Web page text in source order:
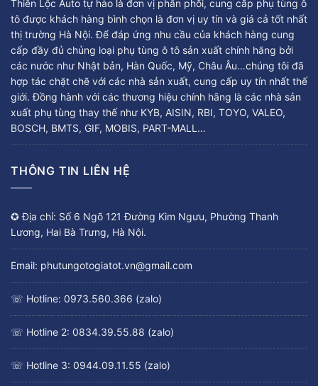
Thiên Lộc Auto tự hào là đơn vị phân phối, cung cấp phụ tùng ô
tô được khách hàng bình chọn là đơn vị uy tín và giá cả tốt nhất
thị trường Hà Nội. Để đáp ứng nhu cầu của khách hàng cung
cấp đầy đủ chủng loại phụ tùng ô tô sản xuất chính hãng bởi
các nước như Nhật bản, Hàn Quốc, Mỹ, Châu Âu…chúng tôi đã
hợp tác chặt chẽ với các nhà sản xuất, cung cấp uy tín nhất thế
giới. Đồng hành với các thương hiệu chính hãng là các nhà sản
xuất phụ tùng thay thế như KYB, AISIN, RBI, TOYO, VALEO,
BOSCH, BMTS, GIF, MOBIS, PART-MALL…
THÔNG TIN LIÊN HỆ
✪ Địa chỉ: Số 6 Ngõ 121 Đường Kim Ngưu, Phường Thanh
Lương, Hai Bà Trưng, Hà Nội.
Email: phutungotogiatot.vn@gmail.com
☏ Hotline: 0973.560.366 (zalo)
☏ Hotline 2: 0834.39.55.88 (zalo)
☏ Hotline 3: 0944.09.11.55 (zalo)